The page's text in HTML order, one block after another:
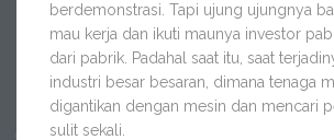
berdemonstrasi. Tapi ujung ujungnya
mau kerja dan ikuti maunya investor
dari pabrik. Padahal saat itu, saat
industri besar besaran, dimana tenaga
digantikan dengan mesin dan mencari
sulit sekali.